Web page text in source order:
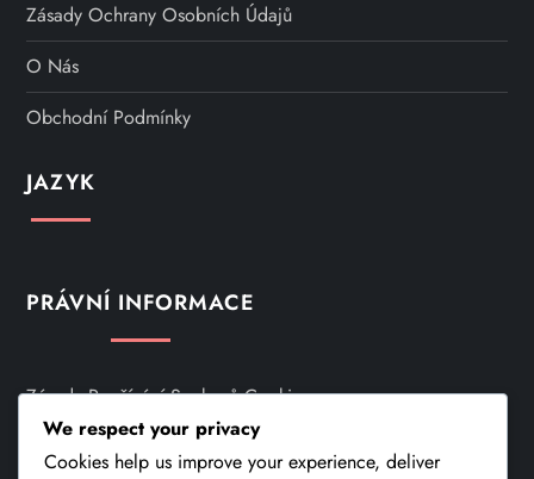
Zásady Ochrany Osobních Údajů
O Nás
Obchodní Podmínky
JAZYK
PRÁVNÍ INFORMACE
Zásady Používání Souborů Cookie
Kontaktujte Nás
We respect your privacy
Cookies help us improve your experience, deliver